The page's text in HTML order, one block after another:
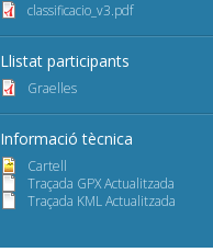
classificacio_v3.pdf
Llistat participants
Graelles
Informació tècnica
Cartell
Traçada GPX Actualitzada
Traçada KML Actualitzada